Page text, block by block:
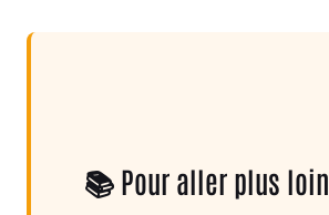
📚 Pour aller plus loin